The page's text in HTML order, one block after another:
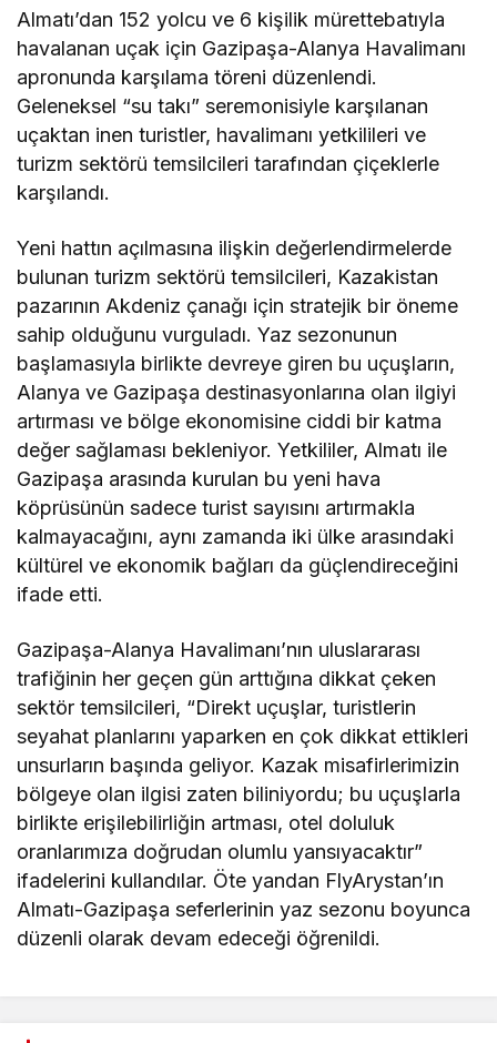
Almatı’dan 152 yolcu ve 6 kişilik mürettebatıyla
havalanan uçak için Gazipaşa-Alanya Havalimanı
apronunda karşılama töreni düzenlendi.
Geleneksel “su takı” seremonisiyle karşılanan
uçaktan inen turistler, havalimanı yetkilileri ve
turizm sektörü temsilcileri tarafından çiçeklerle
karşılandı.
Yeni hattın açılmasına ilişkin değerlendirmelerde
bulunan turizm sektörü temsilcileri, Kazakistan
pazarının Akdeniz çanağı için stratejik bir öneme
sahip olduğunu vurguladı. Yaz sezonunun
başlamasıyla birlikte devreye giren bu uçuşların,
Alanya ve Gazipaşa destinasyonlarına olan ilgiyi
artırması ve bölge ekonomisine ciddi bir katma
değer sağlaması bekleniyor. Yetkililer, Almatı ile
Gazipaşa arasında kurulan bu yeni hava
köprüsünün sadece turist sayısını artırmakla
kalmayacağını, aynı zamanda iki ülke arasındaki
kültürel ve ekonomik bağları da güçlendireceğini
ifade etti.
Gazipaşa-Alanya Havalimanı’nın uluslararası
trafiğinin her geçen gün arttığına dikkat çeken
sektör temsilcileri, “Direkt uçuşlar, turistlerin
seyahat planlarını yaparken en çok dikkat ettikleri
unsurların başında geliyor. Kazak misafirlerimizin
bölgeye olan ilgisi zaten biliniyordu; bu uçuşlarla
birlikte erişilebilirliğin artması, otel doluluk
oranlarımıza doğrudan olumlu yansıyacaktır”
ifadelerini kullandılar. Öte yandan FlyArystan’ın
Almatı-Gazipaşa seferlerinin yaz sezonu boyunca
düzenli olarak devam edeceği öğrenildi.